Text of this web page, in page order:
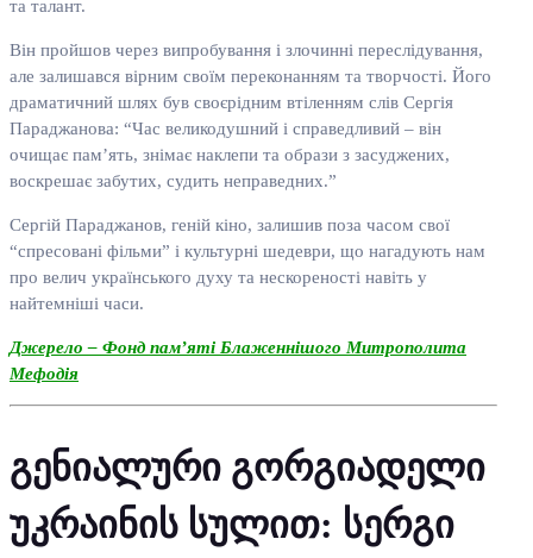
та талант.
Він пройшов через випробування і злочинні переслідування,
але залишався вірним своїм переконанням та творчості. Його
драматичний шлях був своєрідним втіленням слів Сергія
Параджанова: “Час великодушний і справедливий – він
очищає пам’ять, знімає наклепи та образи з засуджених,
воскрешає забутих, судить неправедних.”
Сергій Параджанов, геній кіно, залишив поза часом свої
“спресовані фільми” і культурні шедеври, що нагадують нам
про велич українського духу та нескореності навіть у
найтемніші часи.
Джерело – Фонд пам’яті Блаженнішого Митрополита
Мефодія
გენიალური გორგიადელი
უკრაინის სულით: სერგი